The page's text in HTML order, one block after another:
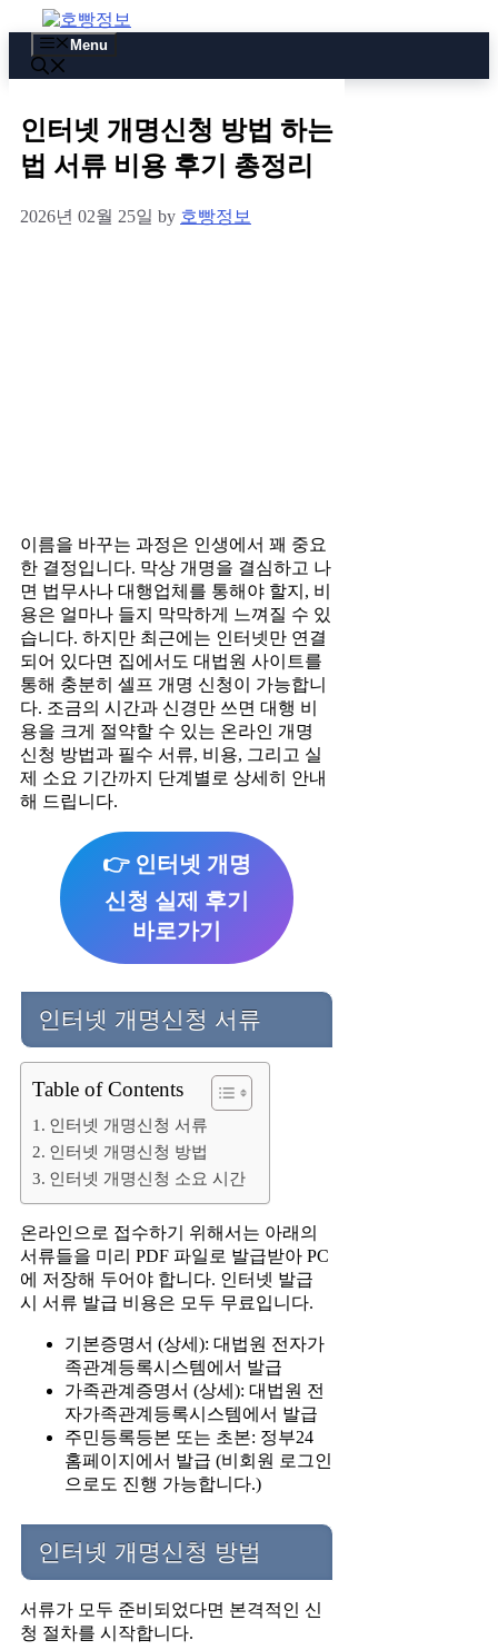
to
content
Menu
인터넷 개명신청 방법 하는
법 서류 비용 후기 총정리
2026년 02월 25일 by 호빵정보
이름을 바꾸는 과정은 인생에서 꽤 중요
한 결정입니다. 막상 개명을 결심하고 나
면 법무사나 대행업체를 통해야 할지, 비
용은 얼마나 들지 막막하게 느껴질 수 있
습니다. 하지만 최근에는 인터넷만 연결
되어 있다면 집에서도 대법원 사이트를
통해 충분히 셀프 개명 신청이 가능합니
다. 조금의 시간과 신경만 쓰면 대행 비
용을 크게 절약할 수 있는 온라인 개명
신청 방법과 필수 서류, 비용, 그리고 실
제 소요 기간까지 단계별로 상세히 안내
해 드립니다.
👉 인터넷 개명
신청 실제 후기
바로가기
인터넷 개명신청 서류
Table of Contents
인터넷 개명신청 서류
인터넷 개명신청 방법
인터넷 개명신청 소요 시간
온라인으로 접수하기 위해서는 아래의
서류들을 미리 PDF 파일로 발급받아 PC
에 저장해 두어야 합니다. 인터넷 발급
시 서류 발급 비용은 모두 무료입니다.
기본증명서 (상세): 대법원 전자가
족관계등록시스템에서 발급
가족관계증명서 (상세): 대법원 전
자가족관계등록시스템에서 발급
주민등록등본 또는 초본: 정부24
홈페이지에서 발급 (비회원 로그인
으로도 진행 가능합니다.)
인터넷 개명신청 방법
서류가 모두 준비되었다면 본격적인 신
청 절차를 시작합니다.